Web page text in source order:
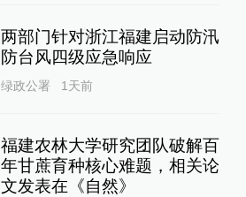
两部门针对浙江福建启动防汛
防台风四级应急响应
绿政公署 1天前
福建农林大学研究团队破解百
年甘蔗育种核心难题，相关论
文发表在《自然》